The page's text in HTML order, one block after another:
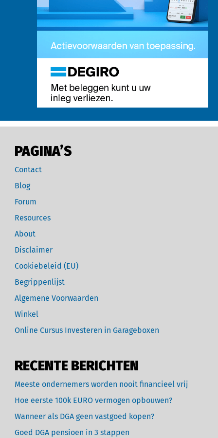
PAGINA’S
Contact
Blog
Forum
Resources
About
Disclaimer
Cookiebeleid (EU)
Begrippenlijst
Algemene Voorwaarden
Winkel
Online Cursus Investeren in Garageboxen
RECENTE BERICHTEN
Meeste ondernemers worden nooit financieel vrij
Hoe eerste 100k EURO vermogen opbouwen?
Wanneer als DGA geen vastgoed kopen?
Goed DGA pensioen in 3 stappen